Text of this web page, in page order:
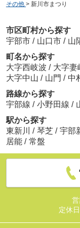
その他 > 新川市まつり
市区町村から探す
宇部市 / 山口市 / 山
町名から探す
大字西岐波 / 大字妻
大字中山 / 山門 / 中
路線から探す
宇部線 / 小野田線 /
駅から探す
東新川
/ 琴芝 / 宇部
居能 / 常盤
営
定休日